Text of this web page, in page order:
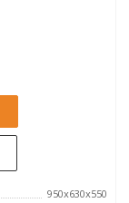
950х630х550